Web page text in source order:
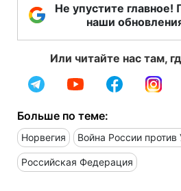
Не упустите
наши
Или читайте нас там,
Больше по теме:
Норвегия Война России
Российская Федерация